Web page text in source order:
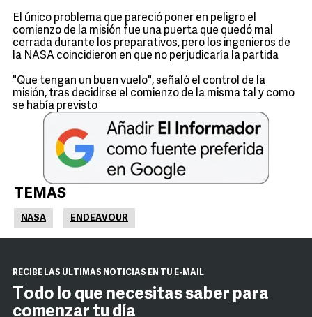
El único problema que pareció poner en peligro el
comienzo de la misión fue una puerta que quedó mal
cerrada durante los preparativos, pero los ingenieros de
la NASA coincidieron en que no perjudicaría la partida
"Que tengan un buen vuelo", señaló el control de la
misión, tras decidirse el comienzo de la misma tal y como
se había previsto
TEMAS
NASA ENDEAVOUR
RECIBE LAS ÚLTIMAS NOTICIAS EN TU E-MAIL
Todo lo que necesitas saber para
comenzar tu día